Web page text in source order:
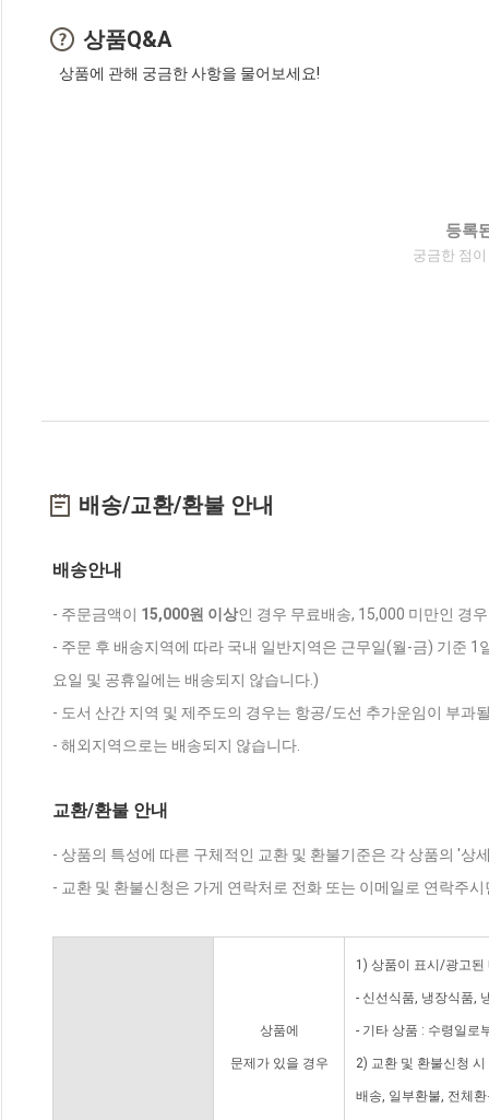
상품Q&A
상품에 관해 궁금한 사항을 물어보세요!
등록
궁금한 점
배송/교환/환불 안내
배송안내
- 주문금액이 15,000원 이상인 경우 무료배송, 15,000 미만인 경
- 주문 후 배송지역에 따라 국내 일반지역은 근무일(월-금) 기준
요일 및 공휴일에는 배송되지 않습니다.)
- 도서 산간 지역 및 제주도의 경우는 항공/도선 추가운임이 부과
- 해외지역으로는 배송되지 않습니다.
교환/환불 안내
- 상품의 특성에 따른 구체적인 교환 및 환불기준은 각 상품의 '상
- 교환 및 환불신청은 가게 연락처로 전화 또는 이메일로 연락주
상품에
문제가 있을 경우
1) 상품이 표시/광고된
- 신선식품, 냉장식품,
- 기타 상품 : 수령일로
2) 교환 및 환불신청
배송, 일부환불, 전체